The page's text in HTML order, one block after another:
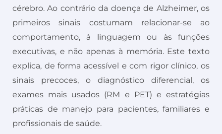
cérebro. Ao contrário da doença de Alzheimer, os
primeiros sinais costumam relacionar-se ao
comportamento, à linguagem ou às funções
executivas, e não apenas à memória. Este texto
explica, de forma acessível e com rigor clínico, os
sinais precoces, o diagnóstico diferencial, os
exames mais usados (RM e PET) e estratégias
práticas de manejo para pacientes, familiares e
profissionais de saúde.